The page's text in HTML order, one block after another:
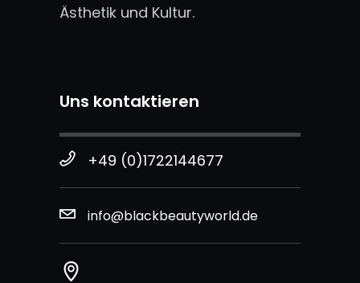
Ästhetik und Kultur.
Uns kontaktieren
+49 (0)1722144677
info@blackbeautyworld.de